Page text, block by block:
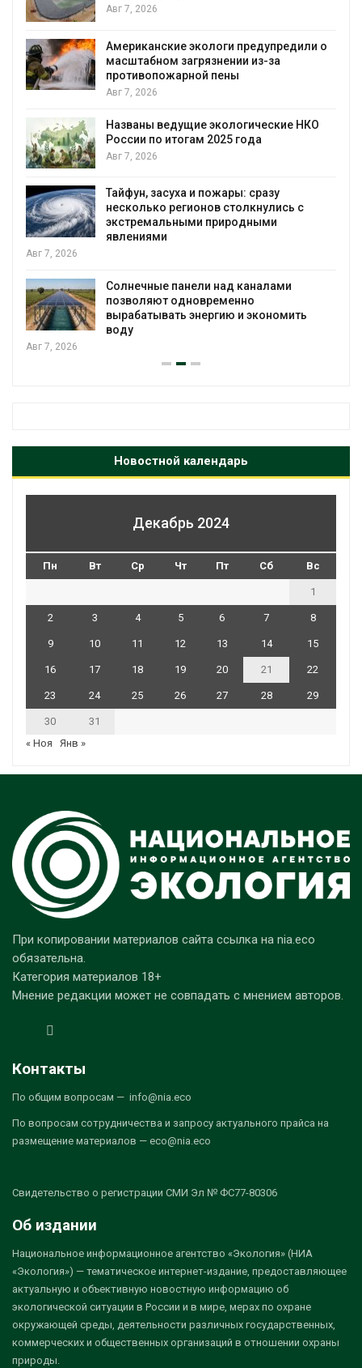
Авг 7, 2026
Американские экологи предупредили о
масштабном загрязнении из-за
противопожарной пены
Авг 7, 2026
Названы ведущие экологические НКО
России по итогам 2025 года
Авг 7, 2026
Тайфун, засуха и пожары: сразу
несколько регионов столкнулись с
экстремальными природными
явлениями
2026
Солнечные панели над каналами
позволяют одновременно
вырабатывать энергию и экономить
воду
2026
Новостной календарь
Декабрь 2024
Пн Вт Ср Чт Пт Сб Вс
1
2 3 4 5 6 7 8
9 10 11 12 13 14 15
16 17 18 19 20 21 22
23 24 25 26 27 28 29
30
31
« Ноя
Янв »
При копировании материалов сайта ссылка на nia.eco
обязательна.
Категория материалов 18+
Мнение редакции может не совпадать с мнением авторов.
Контакты
По общим вопросам — info@nia.eco
По вопросам сотрудничества и запросу актуального прайса на
размещение материалов — eco@nia.eco
Свидетельство о регистрации СМИ Эл № ФС77-80306
Об издании
Национальное информационное агентство «Экология» (НИА
«Экология») — тематическое интернет-издание, предоставляющее
актуальную и объективную новостную информацию об
экологической ситуации в России и в мире, мерах по охране
окружающей среды, деятельности различных государственных,
коммерческих и общественных организаций в отношении охраны
природы.